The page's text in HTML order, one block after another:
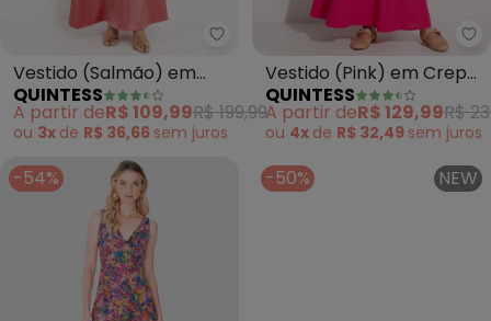
Quintess - Vestido (Salmão)
Vestido (Salmão) em
Cetim
QUINTESS
A partir deR$ 109,99R$ 199,99
ou 3x de R$ 36,66 sem juros
Vestido (Pink) em Crepe
Plano
QUINTESS
A partir deR$ 129,99R$
ou 4x de R$ 32,49 sem juros
-54% -50% NEW